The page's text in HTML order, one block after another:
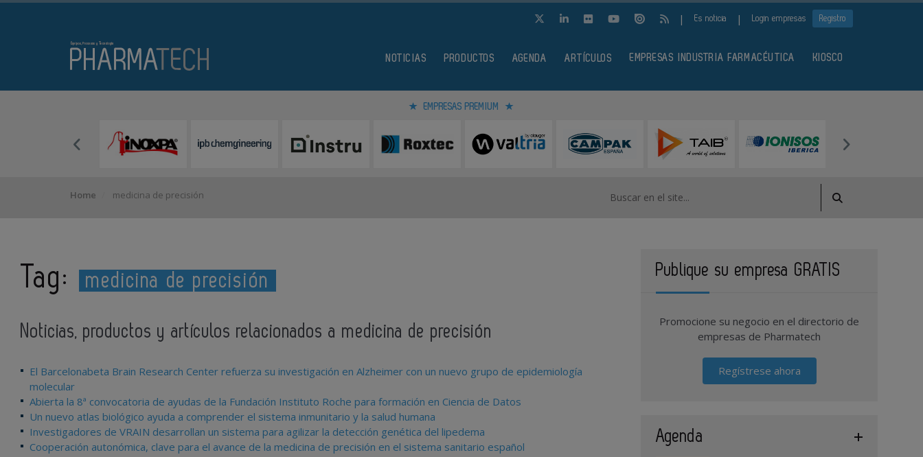
| Es noticia | Login empresas Registro
NOTICIAS PRODUCTOS AGENDA ARTÍCULOS EMPRESAS INDUSTRIA FARMACÉUTICA KIOSCO
EMPRESAS PREMIUM
Home medicina de precisión
Tag: medicina de precisión
Noticias, productos y artículos relacionados a medicina de precisión
El Barcelonabeta Brain Research Center refuerza su investigación en Alzheimer con un nuevo grupo de epidemiología
molecular
Abierta la 8ª convocatoria de ayudas de la Fundación Instituto Roche para formación en Ciencia de Datos
Un nuevo atlas biológico ayuda a comprender el sistema inmunitario y la salud humana
Investigadores de VRAIN desarrollan un sistema para agilizar la detección genética del lipedema
Cooperación autonómica, clave para el avance de la medicina de precisión en el sistema sanitario español
Publique su empresa GRATIS
Promocione su negocio en el directorio de
empresas de Pharmatech
Regístrese ahora
Agenda